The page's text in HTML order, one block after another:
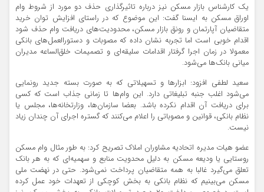
یک کارشناس بازار مسکن نیز درباره تاثیرگذاری حذف دو مورد از شروط وام
اوراق مسکن به ایسنا گفت: این موضوع که در راستای افزایش توان خرید
متقاضیان آپارتمان و رونق بازار مسکن، محدودیت‌های دریافت وام حذف شود
اقدام خوبی است اما تجربه نشان داده که مصوبات و دستورالعمل‌های بانکی
معمولا در زمان اجرا گرفتار اقدامات سلیقه‌ای و تصمیمات خلق‌الساعه مدیران
میانی بانک‌ها می‌شود.
سعید لطفی افزود: ابزارها و تسهیلاتی که به صورت بسته جدید رونمایی
می‌شود اغلب جنبه تبلیغاتی دارد. این وام‌ها تا زمانی جذاب است که کسی
برای دریافت آن اقدام نکرده باشد. بعضا سازمان‌ها، ‌وزارتخانه‌ها، مجلس یا
نظام بانکی، قوانین و مصوباتی را اعلام می‌کنند که گستره اجرای آن چندان زیاد
نیست.
عضو هیات مدیره اتحادیه مشاوران املاک تصریح کرد: به طور مثال وام مسکن
روستایی یا ودیعه مسکن به دلیل محدویت منابع و سهمیه‌ای که به هر بانک
تعلق می‌گیرد غالبا به همه متقاضیان پرداخت نمی‌شود. حتی در نهضت ملی
مسکن می‌بینیم که نظام بانکی به بخش کوچکی از تعهدات خود عمل کرده